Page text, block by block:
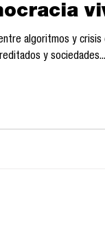
algoritmos y crisis
y sociedades...